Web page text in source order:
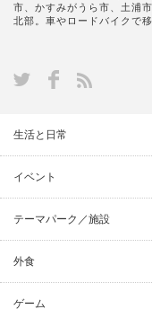
市、かすみがうら市、土浦
北部。車やロードバイクで
生活と日常
イベント
テーマパーク／施設
外食
ゲーム